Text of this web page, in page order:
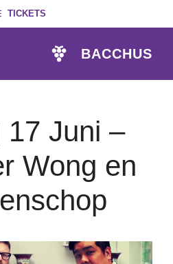
TICKETS
BACCHUS
17 Juni –
Wong en